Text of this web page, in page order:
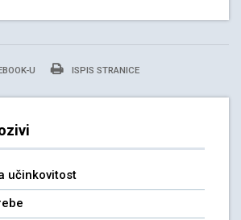
U ISPIS STRANICE
učinkovitost